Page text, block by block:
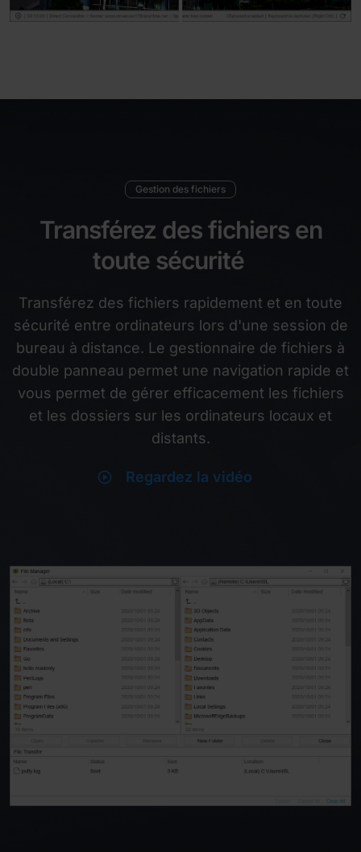
Gestion des fichiers
Transférez des fichiers en
toute sécurité
Transférez des fichiers rapidement et en toute
sécurité entre ordinateurs lors d'une session de
bureau à distance. Le gestionnaire de fichiers à
double panneau permet une navigation rapide et
vous permet de gérer efficacement les fichiers
et les dossiers sur les ordinateurs locaux et
distants.
play_circle Regardez la vidéo